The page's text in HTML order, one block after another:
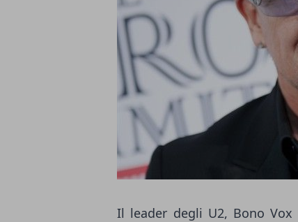
Il leader degli U2, Bono